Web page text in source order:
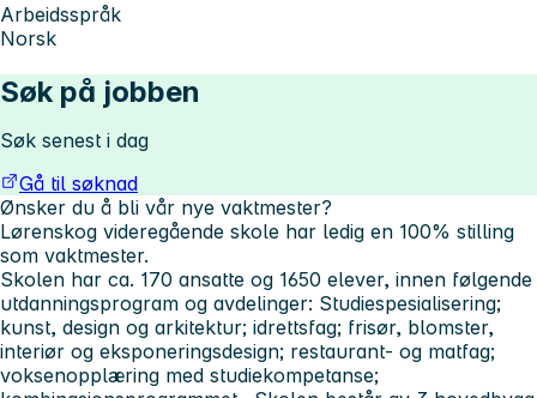
Arbeidsspråk
Norsk
Søk på jobben
Søk senest i dag
Gå til søknad
Ønsker du å bli vår nye vaktmester?
Lørenskog videregående skole har ledig en 100% stilling
som vaktmester.
Skolen har ca. 170 ansatte og 1650 elever, innen følgende
utdanningsprogram og avdelinger: Studiespesialisering;
kunst, design og arkitektur; idrettsfag; frisør, blomster,
interiør og eksponeringsdesign; restaurant- og matfag;
voksenopplæring med studiekompetanse;